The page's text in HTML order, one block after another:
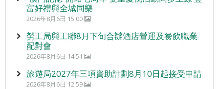
富好禮與全城同樂
2026年8月6日 15:00
勞工局與工聯8月下旬合辦酒店營運及餐飲職業
配對會
2026年8月6日 14:51
旅遊局2027年三項資助計劃8月10日起接受申請
2026年8月6日 12:59